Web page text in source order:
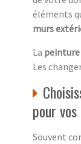
éléments
murs
La peinture
Les
pour
Souvent